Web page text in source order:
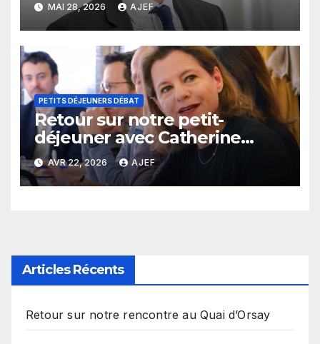
MAI 28, 2026 AJEF
PETITS DÉJEUNERS DÉBAT
Retour sur notre petit-
déjeuner avec Catherine
MacGregor
AVR 22, 2026 AJEF
Articles Récents
Retour sur notre rencontre au Quai d’Orsay